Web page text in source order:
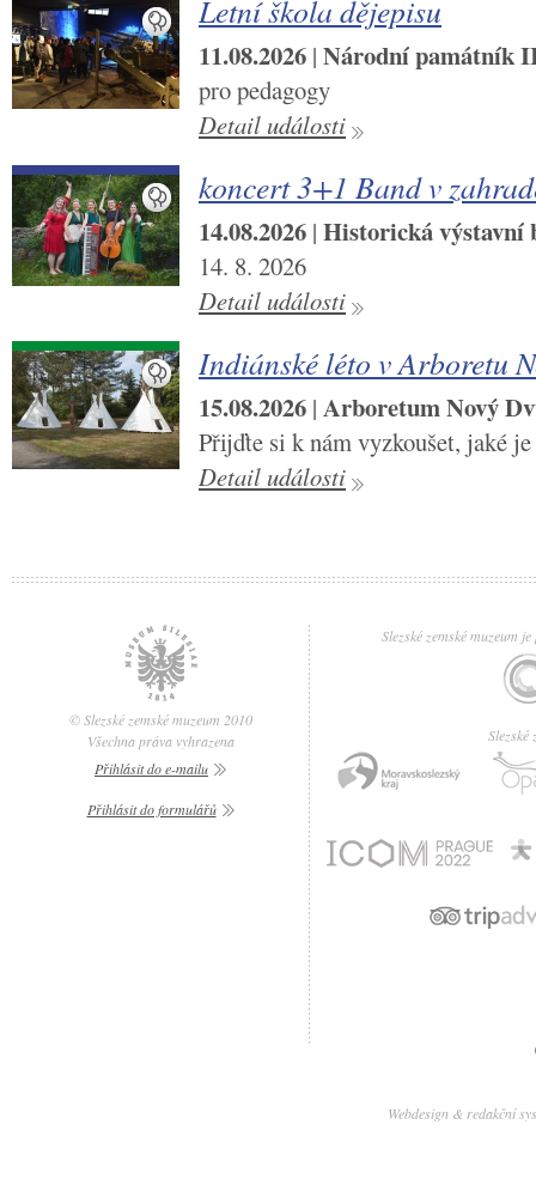
Letní škola dějepisu
11.08.2026 | Národní památník
pro pedagogy
Detail události
koncert 3+1 Band v
14.08.2026 | Historická výstavní
14. 8. 2026
Detail události
Indiánské léto v Arboretu
15.08.2026 | Arboretum Nový
Přijďte si k nám vyzkoušet, jaké
Detail události
Slezské zemské muzeum
Slezské
© Slezské zemské muzeum 2010
Všechna práva vyhrazena
Přihlásit do e-mailu
Přihlásit do formulářů
Webdesign & redakční